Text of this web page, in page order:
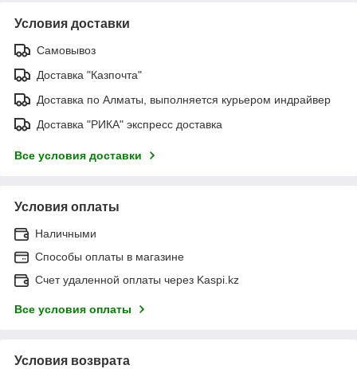
Условия доставки
Самовывоз
Доставка "Казпочта"
Доставка по Алматы, выполняется курьером индрайвер
Доставка "РИКА" экспресс доставка
Все условия доставки
Условия оплаты
Наличными
Способы оплаты в магазине
Счет удаленной оплаты через Kaspi.kz
Все условия оплаты
Условия возврата